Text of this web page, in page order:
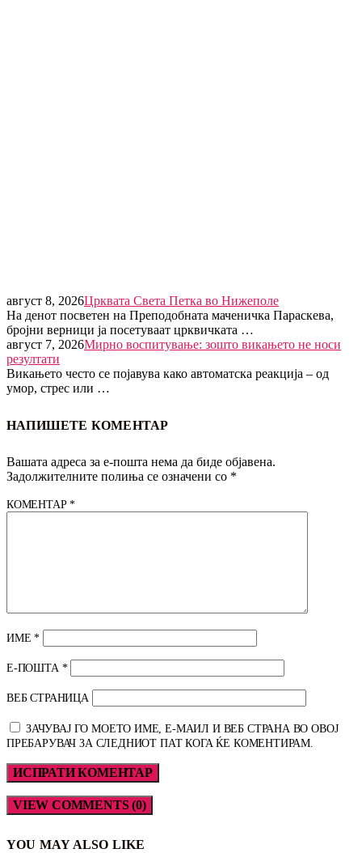
август 8, 2026Црквата Света Петка во Нижеполе
На денот посветен на Преподобната маченичка Параскева,
бројни верници ја посетуваат црквичката …
август 7, 2026Мирно воспитување: зошто викањето не носи
резултати
Викањето често се појавува како автоматска реакција – од
умор, стрес или …
НАПИШЕТЕ КОМЕНТАР
Вашата адреса за е-пошта нема да биде објавена.
Задолжителните полиња се означени со *
КОМЕНТАР*
ИМЕ*
Е-ПОШТА *
ВЕБ СТРАНИЦА
ЗАЧУВАЈ ГО МОЕТО ИМЕ, Е-МАИЛ И ВЕБ СТРАНА ВО ОВОЈ
ПРЕБАРУВАЧ ЗА СЛЕДНИОТ ПАТ КОГА ЌЕ КОМЕНТИРАМ.
VIEW COMMENTS (0)
YOU MAY ALSO LIKE